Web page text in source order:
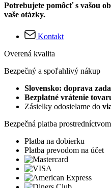
Potrebujete pomôcť s vašou
vaše otázky.
Kontakt
Overená kvalita
Bezpečný a spoľahlivý nákup
Slovensko: doprava
Bezplatné vrátenie
Zásielky odosielame do
Bezpečná platba prostredníctvom
Platba na dobierku
Platba prevodom na účet